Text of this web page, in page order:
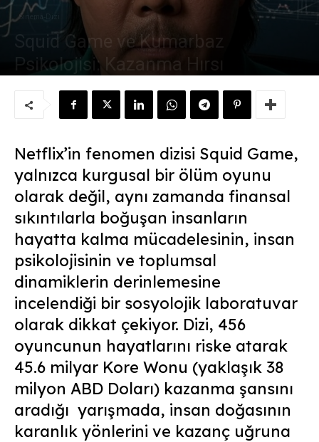
Sinema-Dizi
Squid Game ve Kumarbaz
Psikolojisi: Kazanma Hırsı
Netflix’in fenomen dizisi Squid Game,
yalnızca kurgusal bir ölüm oyunu
olarak değil, aynı zamanda finansal
sıkıntılarla boğuşan insanların
hayatta kalma mücadelesinin, insan
psikolojisinin ve toplumsal
dinamiklerin derinlemesine
incelendiği bir sosyolojik laboratuvar
olarak dikkat çekiyor. Dizi, 456
oyuncunun hayatlarını riske atarak
45.6 milyar Kore Wonu (yaklaşık 38
milyon ABD Doları) kazanma şansını
aradığı yarışmada, insan doğasının
karanlık yönlerini ve kazanç uğruna